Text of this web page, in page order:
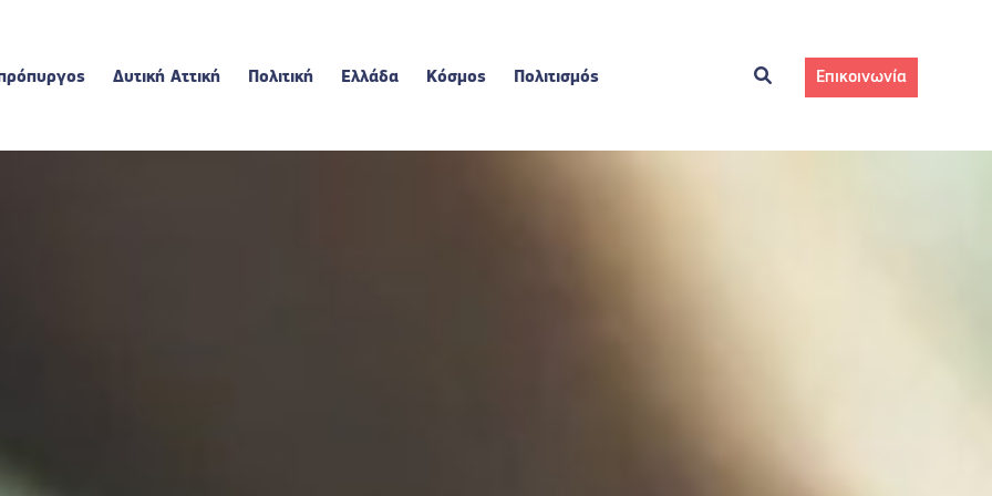
Δυτική Αττική Πολιτική Ελλάδα Κόσμος Πολιτισμός Επικοινωνία